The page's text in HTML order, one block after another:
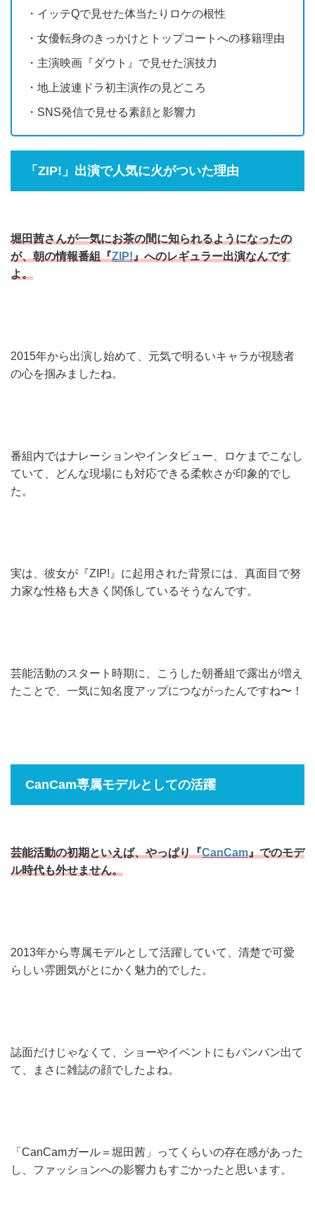
・イッテQで見せた体当たりロケの根性
・女優転身のきっかけとトップコートへの移籍理由
・主演映画『ダウト』で見せた演技力
・地上波連ドラ初主演作の見どころ
・SNS発信で見せる素顔と影響力
「ZIP!」出演で人気に火がついた理由
堀田茜さんが一気にお茶の間に知られるようになったの
が、朝の情報番組『ZIP!』へのレギュラー出演なんです
よ。
2015年から出演し始めて、元気で明るいキャラが視聴者
の心を掴みましたね。
番組内ではナレーションやインタビュー、ロケまでこなし
ていて、どんな現場にも対応できる柔軟さが印象的でし
た。
実は、彼女が『ZIP!』に起用された背景には、真面目で努
力家な性格も大きく関係しているそうなんです。
芸能活動のスタート時期に、こうした朝番組で露出が増え
たことで、一気に知名度アップにつながったんですね〜！
CanCam専属モデルとしての活躍
芸能活動の初期といえば、やっぱり『CanCam』でのモデ
ル時代も外せません。
2013年から専属モデルとして活躍していて、清楚で可愛
らしい雰囲気がとにかく魅力的でした。
誌面だけじゃなくて、ショーやイベントにもバンバン出て
て、まさに雑誌の顔でしたよね。
「CanCamガール＝堀田茜」ってくらいの存在感があった
し、ファッションへの影響力もすごかったと思います。